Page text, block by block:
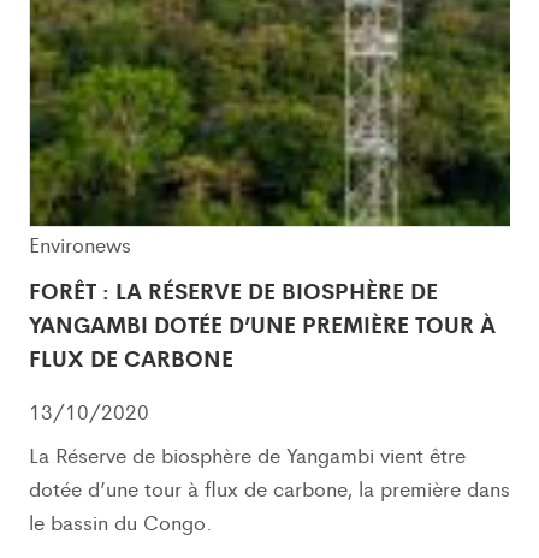
Environews
FORÊT : LA RÉSERVE DE BIOSPHÈRE DE
YANGAMBI DOTÉE D’UNE PREMIÈRE TOUR À
FLUX DE CARBONE
13/10/2020
La Réserve de biosphère de Yangambi vient être
dotée d’une tour à flux de carbone, la première dans
le bassin du Congo.